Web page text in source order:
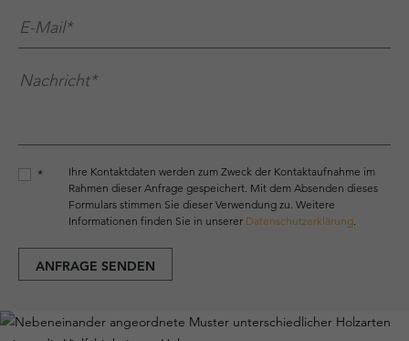
E-Mail**
Nachricht**
*
Ihre Kontaktdaten werden zum Zweck der Kontaktaufnahme im
Rahmen dieser Anfrage gespeichert. Mit dem Absenden dieses
Formulars stimmen Sie dieser Verwendung zu. Weitere
Informationen finden Sie in unserer Datenschutzerklärung.
ANFRAGE SENDEN